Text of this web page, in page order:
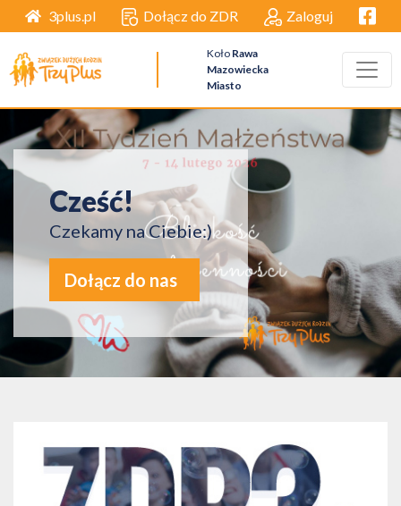
3plus.pl Dołącz do ZDR Zaloguj
Koło Rawa
Mazowiecka
Miasto
Cześć!
Czekamy na Ciebie:)
Dołącz do nas